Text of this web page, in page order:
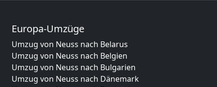
Europa-Umzüge
Umzug von Neuss nach Belarus
Umzug von Neuss nach Belgien
Umzug von Neuss nach Bulgarien
Umzug von Neuss nach Dänemark